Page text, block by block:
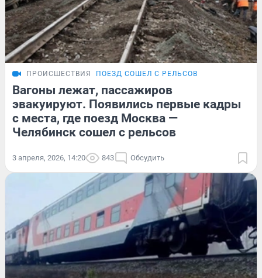
ПРОИСШЕСТВИЯ ПОЕЗД СОШЕЛ С РЕЛЬСОВ
Вагоны лежат, пассажиров
эвакуируют. Появились первые кадры
с места, где поезд Москва —
Челябинск сошел с рельсов
3 апреля, 2026, 14:20 843 Обсудить